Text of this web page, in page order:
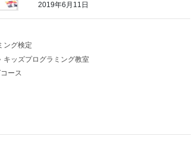
2019年6月11日
ング検定
キッズプログラミング教室
ース